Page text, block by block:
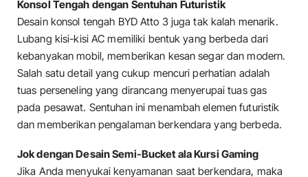
Konsol Tengah dengan Sentuhan Futuristik
Desain konsol tengah BYD Atto 3 juga tak kalah menarik.
Lubang kisi-kisi AC memiliki bentuk yang berbeda dari
kebanyakan mobil, memberikan kesan segar dan modern.
Salah satu detail yang cukup mencuri perhatian adalah
tuas perseneling yang dirancang menyerupai tuas gas
pada pesawat. Sentuhan ini menambah elemen futuristik
dan memberikan pengalaman berkendara yang berbeda.
Jok dengan Desain Semi-Bucket ala Kursi Gaming
Jika Anda menyukai kenyamanan saat berkendara, maka